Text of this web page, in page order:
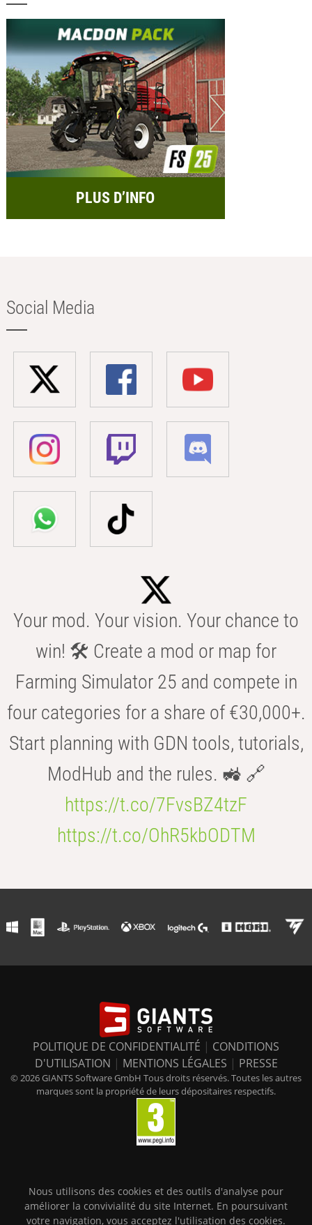
PLUS D’INFO
Social Media
Your mod. Your vision. Your chance to
win! 🛠️ Create a mod or map for
Farming Simulator 25 and compete in
four categories for a share of €30,000+.
Start planning with GDN tools, tutorials,
ModHub and the rules. 🚜 🔗
https://t.co/7FvsBZ4tzF
https://t.co/OhR5kbODTM
POLITIQUE DE CONFIDENTIALITÉ | CONDITIONS
D'UTILISATION | MENTIONS LÉGALES | PRESSE
© 2026 GIANTS Software GmbH Tous droits réservés. Toutes les autres
marques sont la propriété de leurs dépositaires respectifs.
Nous utilisons des cookies et des outils d'analyse pour
améliorer la convivialité du site Internet. En poursuivant
votre navigation, vous acceptez l'utilisation des cookies.